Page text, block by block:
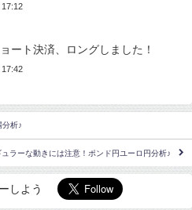
ート決済、ロングしました！
析♪
ラーな動きには注意！ポンド円ユーロ円分析♪
しよう